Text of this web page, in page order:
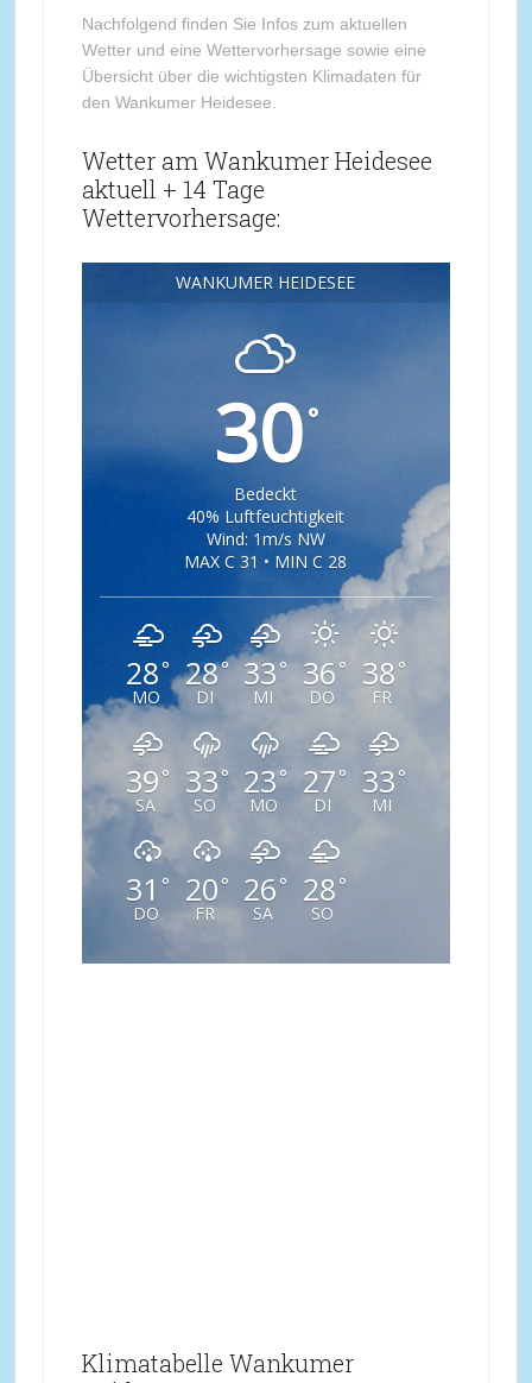
Nachfolgend finden Sie Infos zum aktuellen
Wetter und eine Wettervorhersage sowie eine
Übersicht über die wichtigsten Klimadaten für
den Wankumer Heidesee.
Wetter am Wankumer Heidesee
aktuell + 14 Tage
Wettervorhersage:
WANKUMER HEIDESEE
30°
Bedeckt
40% Luftfeuchtigkeit
Wind: 1m/s NW
MAX C 31 • MIN C 28
28°
MO
28°
DI
33°
MI
36 °
DO
38 °
FR
39 °
SA
33°
SO
23°
MO
27 °
DI
33 °
MI
31 °
DO
20 °
FR
26 °
SA
28 °
SO
Klimatabelle Wankumer